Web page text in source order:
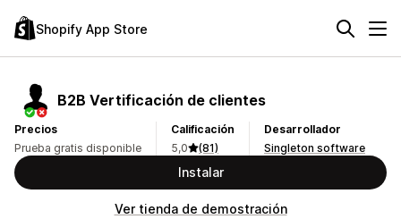
Shopify App Store
B2B Vertificación de clientes
Precios
Prueba gratis disponible
Calificación
5,0
(81)
Desarrollador
Singleton software
Instalar
Ver tienda de demostración